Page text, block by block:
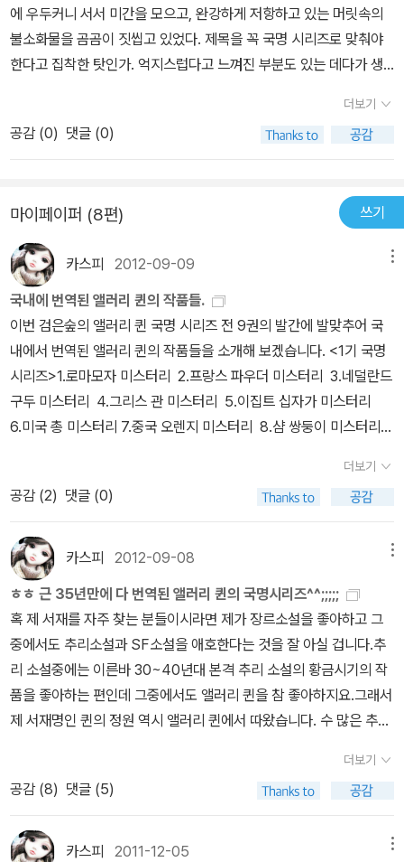
에 우두커니 서서 미간을 모으고, 완강하게 저항하고 있는 머릿속의
불소화물을 곰곰이 짓씹고 있었다. 제목을 꼭 국명 시리즈로 맞춰야
한다고 집착한 탓인가. 억지스럽다고 느껴진 부분도 있는 데다가 생
더보기
공감 (0) 댓글 (0)
마이페이퍼 (8편) 쓰기
카스피 2012-09-09
국내에 번역된 앨러리 퀸의 작품들.
이번 검은숲의 앨러리 퀸 국명 시리즈 전 9권의 발간에 발맞추어 국
내에서 번역된 앨러리 퀸의 작품들을 소개해 보겠습니다. <1기 국명
시리즈>
1.로마모자 미스터리 2.프랑스 파우더 미스터리 3.네덜란드
구두 미스터리 4.그리스 관 미스터리 5.이집트 십자가 미스터리
6.미국 총 미스터리 7.중국 오렌지 미스터리 8.샴 쌍둥이 미스터리
<앨러
리 퀸 기타작품>14.중간지대(1기와 2기 사이 작품)15.트럼프 살인
사건(2기-할리우드 활동기)16.신의 등불(2기-중편)17.악의 기원(3
기)18.킹은 죽었다(3기)19.꼬리 아홉 고양이(3기)
83사건-아동 축약본 원제는 There Was an Old Woman
리 퀸의 모험<단편집>
22.앨러리 퀸의 새로운 모험<단편집>
르루 레인 비극 시리즈-이 시리즈는 버나비 로스라는 필명으로 발표
>23.X의 비극 24.Y의 비극 25.Z의 비극 26.최후의 비극
앨러리
퀸의 작품은 그간 국내에 총 26개 작품이 소개되었는데 현재 서점에
서 읽을수 있는 작품은 그중 19개나 되는군요^^ㅎㅎ 앨러리 퀸의 절
판된 작품들과 새로운 작품들이 어서 번역되었으면 합니다용^^by c
더보기
공감 (2) 댓글 (0)
카스피 2012-09-08
ㅎㅎ 근 35년만에 다 번역된 앨러리 퀸의 국명시리즈^^;;;;;
혹 제 서재를 자주 찾는 분들이시라면 제가 장르소설을 좋아하고 그
중에서도 추리소설과 SF소설을 애호한다는 것을 잘 아실 겁니다.추
리 소설중에는 이른바 30~40년대 본격 추리 소설의 황금시기의 작
품을 좋아하는 편인데 그중에서도 앨러리 퀸을 참 좋아하지요.그래서
제 서재명인 퀸의 정원 역시 앨러리 퀸에서 따왔습니다. 수 많은 추리
이라면 애거서 크리스티를 1순위로 꼽는편인데 반해서 미스터리의
왕이라고 한다면 과연 누굴까 그 의견이 분분하지만 일각에선 앨러리
퀸을 미스터리의 킹으로 뽑기도 합니다.애거서 크리스티의 전 작품이
특이하게도 국내에서 전부 번역된데 비해서 추리 소설 작가의 전 작
더보기
공감 (8) 댓글 (5)
카스피 2011-12-05